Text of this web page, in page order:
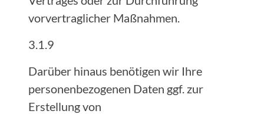
vorvertraglicher Maßnahmen.
3.1.9
Darüber hinaus benötigen wir Ihre
personenbezogenen Daten ggf. zur
Erstellung von